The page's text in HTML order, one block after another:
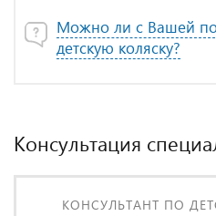
Можно ли с Вашей
детскую коляску?
Консультация
КОНСУЛЬТАНТ ПО